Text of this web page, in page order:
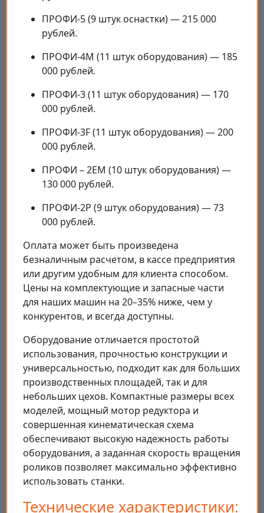
ПРОФИ-5 (9 штук оснастки) — 215 000
рублей.
ПРОФИ-4M (11 штук оборудования) — 185
000 рублей.
ПРОФИ-3 (11 штук оборудования) — 170
000 рублей.
ПРОФИ-3F (11 штук оборудования) — 200
000 рублей.
ПРОФИ – 2EM (10 штук оборудования) —
130 000 рублей.
ПРОФИ-2P (9 штук оборудования) — 73
000 рублей.
Оплата может быть произведена
безналичным расчетом, в кассе предприятия
или другим удобным для клиента способом.
Цены на комплектующие и запасные части
для наших машин на 20–35% ниже, чем у
конкурентов, и всегда доступны.
Оборудование отличается простотой
использования, прочностью конструкции и
универсальностью, подходит как для больших
производственных площадей, так и для
небольших цехов. Компактные размеры всех
моделей, мощный мотор редуктора и
совершенная кинематическая схема
обеспечивают высокую надежность работы
оборудования, а заданная скорость вращения
роликов позволяет максимально эффективно
использовать станки.
Технические характеристики: